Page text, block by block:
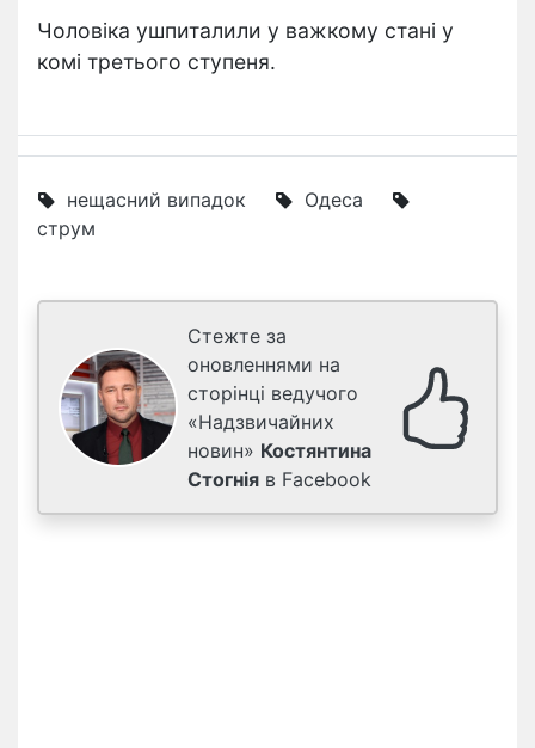
Чоловіка ушпиталили у важкому стані у
комі третього ступеня.
нещасний випадок
Одеса
струм
Стежте за
оновленнями на
сторінці ведучого
«Надзвичайних
новин» Костянтина
Стогнія в Facebook